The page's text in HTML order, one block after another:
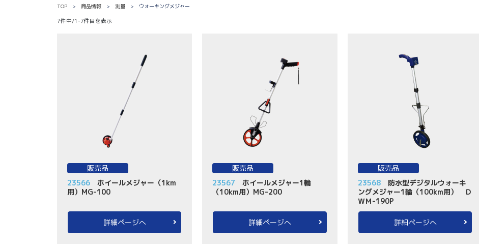
TOP 商品情報 測量 ウォーキングメジャー
7件中/1-7件目を表示
販売品
23566
ホイールメジャー（1km
用）MG-100
詳細ページへ
販売品
23567
ホイールメジャー1輪
（10km用）MG-200
詳細ページへ
販売品
23568
防水型デジタルウォーキ
ングメジャー1輪（100km用） Ｄ
ＷＭ-190P
詳細ページへ